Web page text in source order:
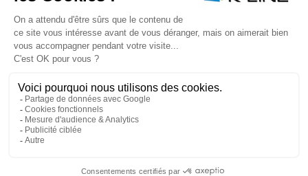
Mentions légales & CGU
Politique d’utilisation des cookies
Protection des données
Garanties K•LINE